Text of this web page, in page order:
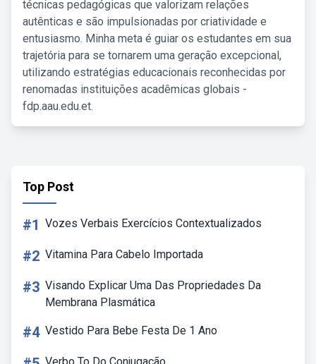
técnicas pedagógicas que valorizam relações
autênticas e são impulsionadas por criatividade e
entusiasmo. Minha meta é guiar os estudantes em sua
trajetória para se tornarem uma geração excepcional,
utilizando estratégias educacionais reconhecidas por
renomadas instituições acadêmicas globais -
fdp.aau.edu.et.
Top Post
#1 Vozes Verbais Exercícios Contextualizados
#2 Vitamina Para Cabelo Importada
#3 Visando Explicar Uma Das Propriedades Da
Membrana Plasmática
#4 Vestido Para Bebe Festa De 1 Ano